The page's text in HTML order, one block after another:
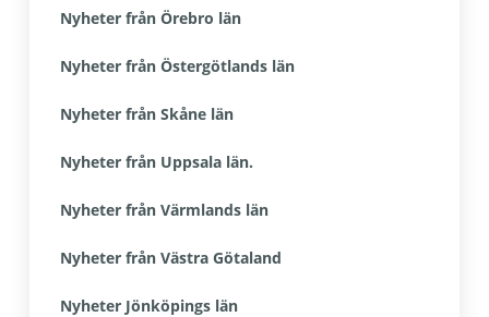
Nyheter från Örebro län
Nyheter från Östergötlands län
Nyheter från Skåne län
Nyheter från Uppsala län.
Nyheter från Värmlands län
Nyheter från Västra Götaland
Nyheter Jönköpings län